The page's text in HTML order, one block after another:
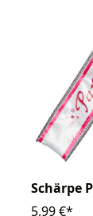
Schärpe
5,99 €*